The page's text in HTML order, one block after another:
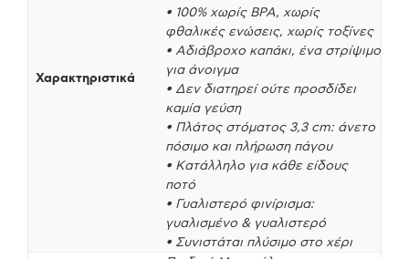
Χαρακτηριστικά
• 100% χωρίς BPA, χωρίς
φθαλικές ενώσεις, χωρίς τοξίνες
• Αδιάβροχο καπάκι, ένα στρίψιμο
για άνοιγμα
• Δεν διατηρεί ούτε προσδίδει
καμία γεύση
• Πλάτος στόματος 3,3 cm: άνετο
πόσιμο και πλήρωση πάγου
• Κατάλληλο για κάθε είδους
ποτό
• Γυαλιστερό φινίρισμα:
γυαλισμένο & γυαλιστερό
• Συνιστάται πλύσιμο στο χέρι